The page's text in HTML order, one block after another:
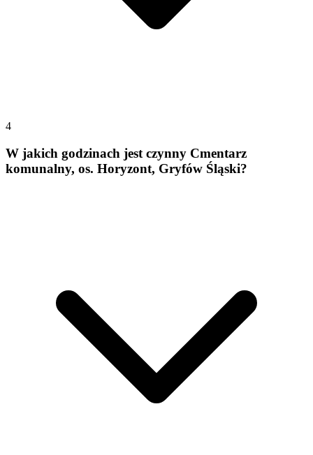
4
W jakich godzinach jest czynny Cmentarz
komunalny, os. Horyzont, Gryfów Śląski?